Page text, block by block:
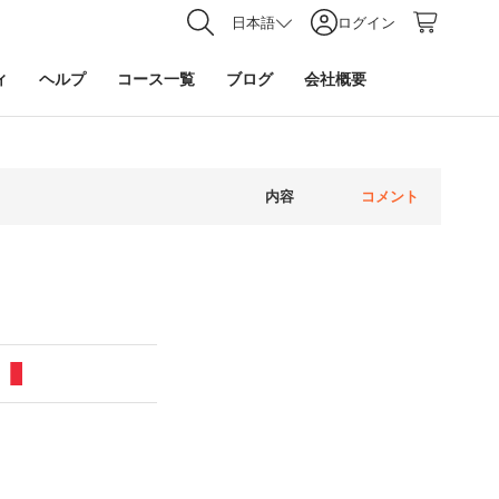
日本語 ログイン
ヘルプ コース一覧 ブログ 会社概要
内容 コメント